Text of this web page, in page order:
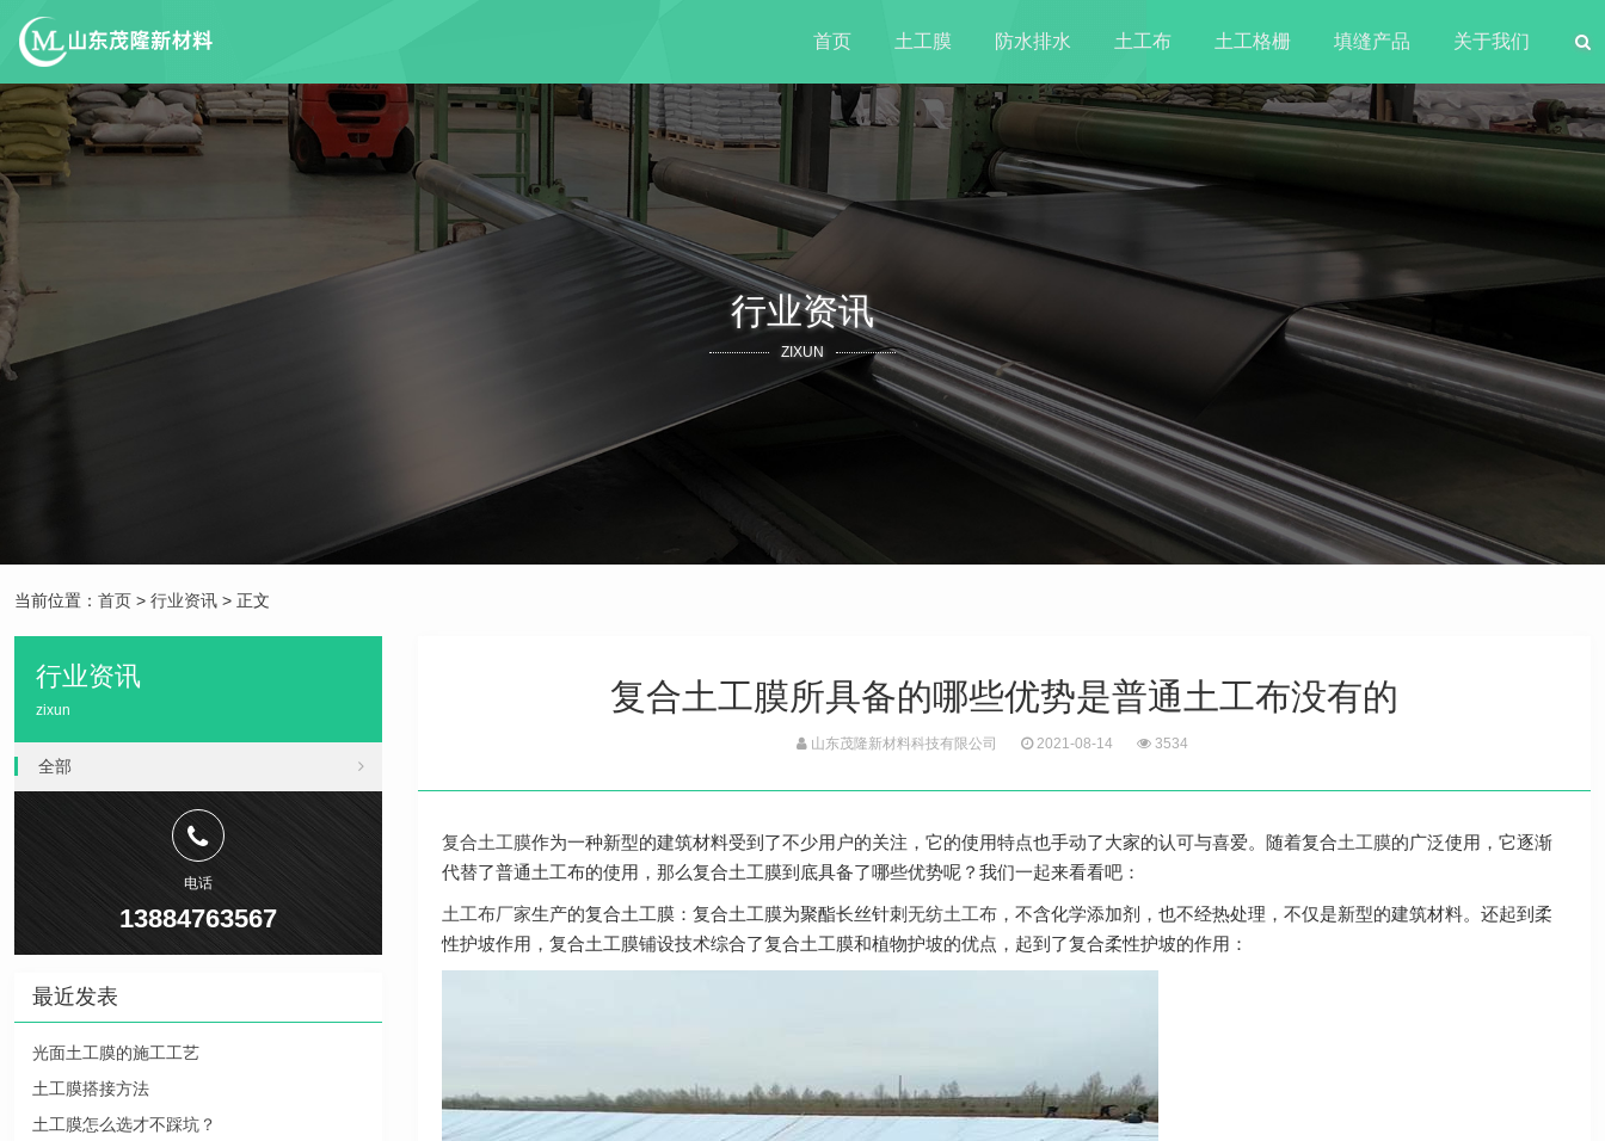
首页 土工膜 防水排水 土工布 土工格栅 填缝产品 关于我们
行业资讯
ZIXUN
当前位置： 首页 > 行业资讯 > 正文
复合土工膜所具备的哪些优势是普通土工布没有的
山东茂隆新材料科技有限公司 2021-08-14 3534
复合土工膜作为一种新型的建筑材料受到了不少用户的关注，它的使用特点也手动了大家的认可与喜爱。随着复合土工膜的广泛使用，它逐渐
代替了普通土工布的使用，那么复合土工膜到底具备了哪些优势呢？我们一起来看看吧：
土工布厂家生产的复合土工膜：复合土工膜为聚酯长丝针刺无纺土工布，不含化学添加剂，也不经热处理，不仅是新型的建筑材料。还起到柔
性护坡作用，复合土工膜铺设技术综合了复合土工膜和植物护坡的优点，起到了复合柔性护坡的作用：
行业资讯
zixun
全部
电话
13884763567
最近发表
光面土工膜的施工工艺
土工膜搭接方法
土工膜怎么选才不踩坑？